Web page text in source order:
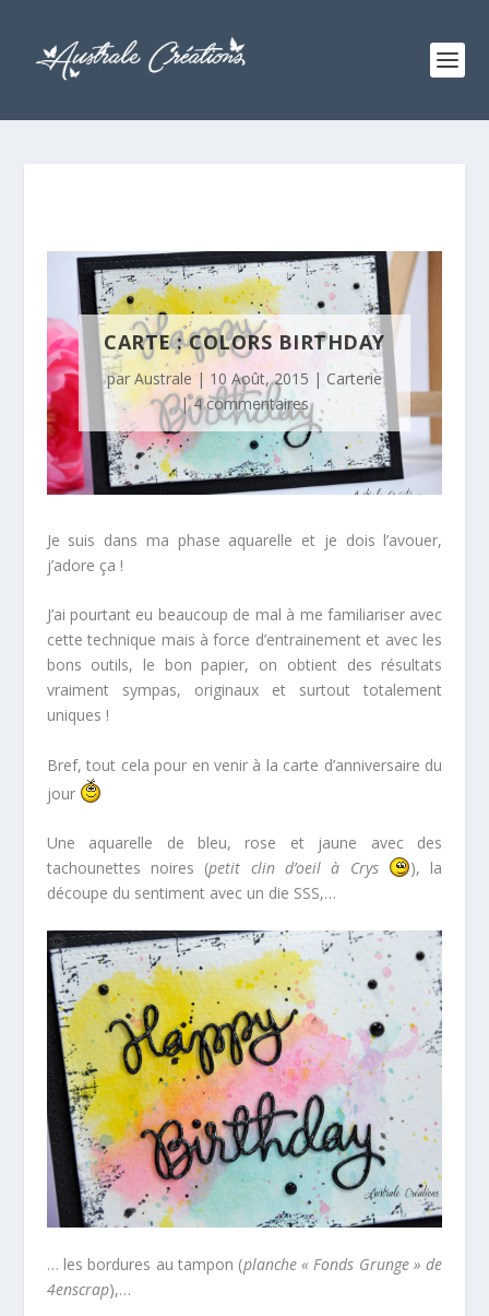
CARTE : COLORS BIRTHDAY
par Australe | 10 Août, 2015 | Carterie
|4 commentaires
Je suis dans ma phase aquarelle et je dois l’avouer,
j’adore ça !
J’ai pourtant eu beaucoup de mal à me familiariser avec
cette technique mais à force d’entrainement et avec les
bons outils, le bon papier, on obtient des résultats
vraiment sympas, originaux et surtout totalement
uniques !
Bref, tout cela pour en venir à la carte d’anniversaire du
jour
Une aquarelle de bleu, rose et jaune avec des
tachounettes noires (petit clin d’oeil à Crys
), la
découpe du sentiment avec un die SSS,…
… les bordures au tampon (planche « Fonds Grunge » de
4enscrap),…